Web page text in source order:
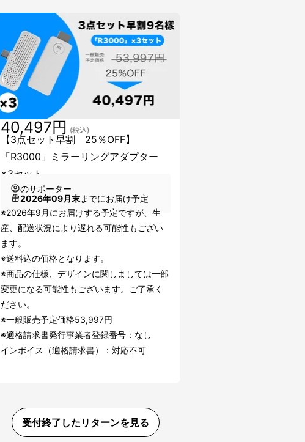
【3点セット早割 25％OFF】
「R3000」ミラーリングアダプター
×3セット
40,497円 (税込)
のサポーター
2026年09月末までにお届け予定
※2026年9月にお届けする予定ですが、生
産、配送状況により遅れる可能性もござい
ます。
※送料込の価格となります。
※商品の仕様、デザインに関しましては一部
変更になる可能性もございます。ご了承く
ださい。
※一般販売予定価格53,997円
※適格請求書発行事業者登録番号：なし
インボイス（適格請求書）：対応不可
受付終了したリターンを見る